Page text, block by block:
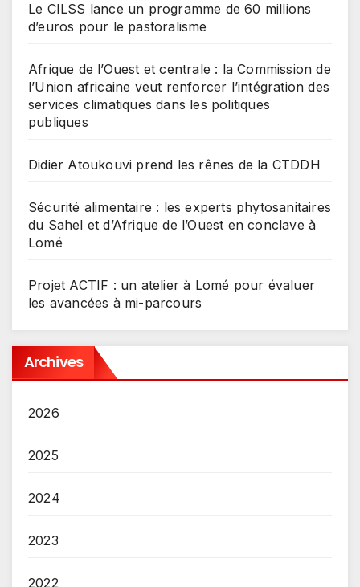
Le CILSS lance un programme de 60 millions
d’euros pour le pastoralisme
Afrique de l’Ouest et centrale : la Commission de
l’Union africaine veut renforcer l’intégration des
services climatiques dans les politiques
publiques
Didier Atoukouvi prend les rênes de la CTDDH
Sécurité alimentaire : les experts phytosanitaires
du Sahel et d’Afrique de l’Ouest en conclave à
Lomé
Projet ACTIF : un atelier à Lomé pour évaluer
les avancées à mi-parcours
Archives
2026
2025
2024
2023
2022